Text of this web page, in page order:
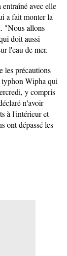
avec elle
a fait monter la
"Nous allons
doit aussi
l'eau de mer.
les précautions
typhon Wipha qui
y compris
n'avoir
à l'intérieur et
ont dépassé les